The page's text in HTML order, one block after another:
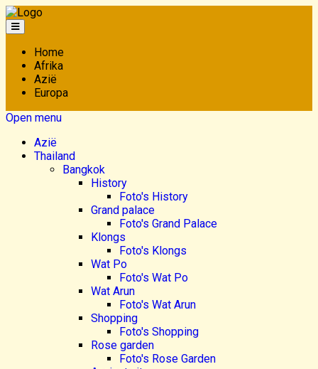
Home
Afrika
Azië
Europa
Open menu
Azië
Thailand
Bangkok
History
Foto's History
Grand palace
Foto's Grand Palace
Klongs
Foto's Klongs
Wat Po
Foto's Wat Po
Wat Arun
Foto's Wat Arun
Shopping
Foto's Shopping
Rose garden
Foto's Rose Garden